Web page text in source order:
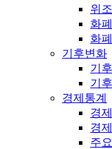
위
화
화
기후변화
기
기
경제통계
경
경
주